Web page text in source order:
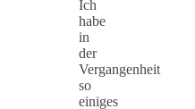
Ich
habe
in
der
Vergangenheit
so
einiges